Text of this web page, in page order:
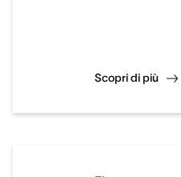
Scopri di più